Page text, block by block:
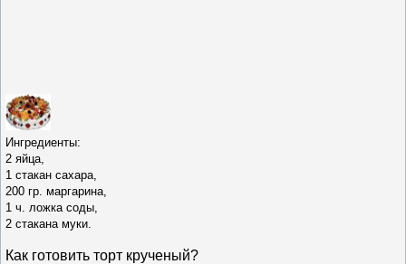
Ингредиенты:
2 яйца,
1 стакан сахара,
200 гр. маргарина,
1 ч. ложка соды,
2 стакана муки.
Как готовить торт крученый?